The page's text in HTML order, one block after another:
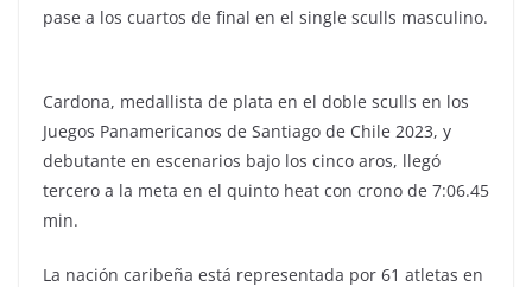
pase a los cuartos de final en el single sculls masculino.
Cardona, medallista de plata en el doble sculls en los
Juegos Panamericanos de Santiago de Chile 2023, y
debutante en escenarios bajo los cinco aros, llegó
tercero a la meta en el quinto heat con crono de 7:06.45
min.
La nación caribeña está representada por 61 atletas en